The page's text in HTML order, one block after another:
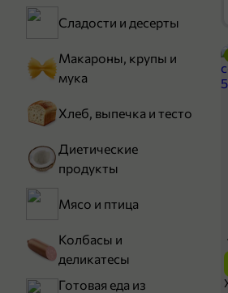
Сладости и десерты
Макароны, крупы и
мука
Хлеб, выпечка и тесто
Диетические
продукты
Мясо и птица
Колбасы и
деликатесы
Готовая еда из